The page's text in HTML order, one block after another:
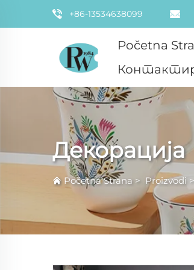
+86-13534638099
Početna
Декорација
Početna Strana> Proizvodi >